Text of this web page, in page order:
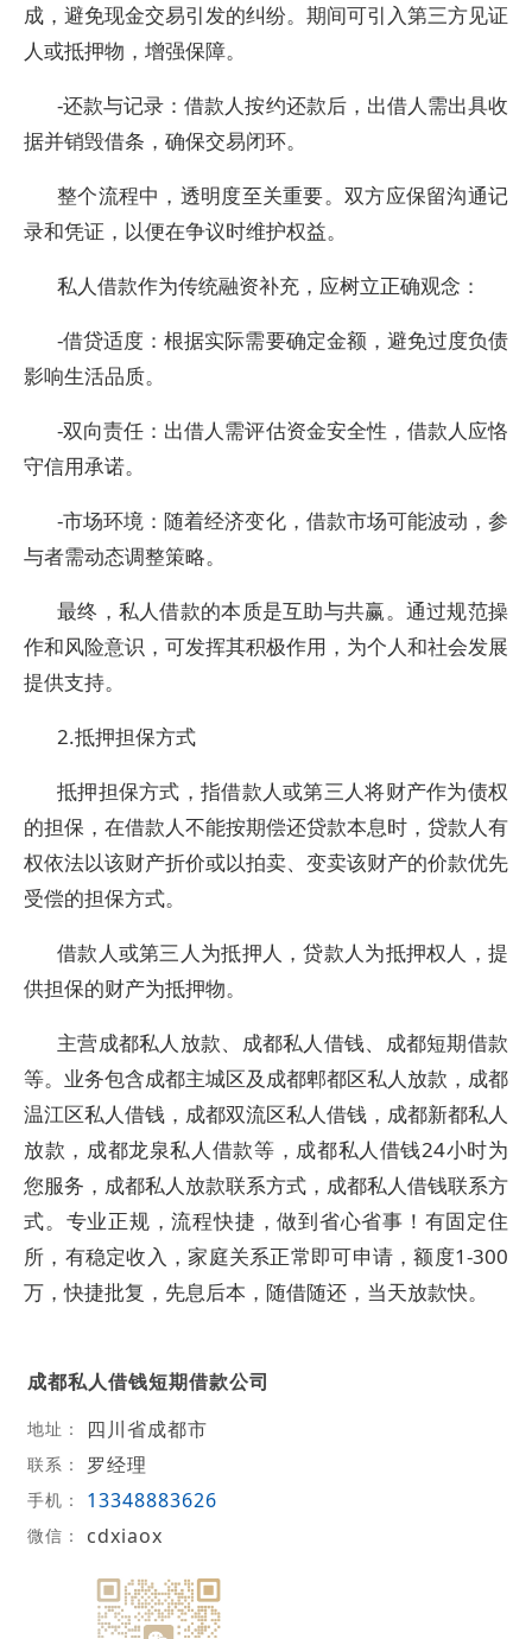
成，避免现金交易引发的纠纷。期间可引入第三方见证
人或抵押物，增强保障。
-还款与记录：借款人按约还款后，出借人需出具收
据并销毁借条，确保交易闭环。
整个流程中，透明度至关重要。双方应保留沟通记
录和凭证，以便在争议时维护权益。
私人借款作为传统融资补充，应树立正确观念：
-借贷适度：根据实际需要确定金额，避免过度负债
影响生活品质。
-双向责任：出借人需评估资金安全性，借款人应恪
守信用承诺。
-市场环境：随着经济变化，借款市场可能波动，参
与者需动态调整策略。
最终，私人借款的本质是互助与共赢。通过规范操
作和风险意识，可发挥其积极作用，为个人和社会发展
提供支持。
2.抵押担保方式
抵押担保方式，指借款人或第三人将财产作为债权
的担保，在借款人不能按期偿还贷款本息时，贷款人有
权依法以该财产折价或以拍卖、变卖该财产的价款优先
受偿的担保方式。
借款人或第三人为抵押人，贷款人为抵押权人，提
供担保的财产为抵押物。
主营成都私人放款、成都私人借钱、成都短期借款
等。业务包含成都主城区及成都郫都区私人放款，成都
温江区私人借钱，成都双流区私人借钱，成都新都私人
放款，成都龙泉私人借款等，成都私人借钱24小时为
您服务，成都私人放款联系方式，成都私人借钱联系方
式。专业正规，流程快捷，做到省心省事！有固定住
所，有稳定收入，家庭关系正常即可申请，额度1-300
万，快捷批复，先息后本，随借随还，当天放款快。
成都私人借钱短期借款公司
地址： 四川省成都市
联系： 罗经理
手机： 13348883626
微信： cdxiaox